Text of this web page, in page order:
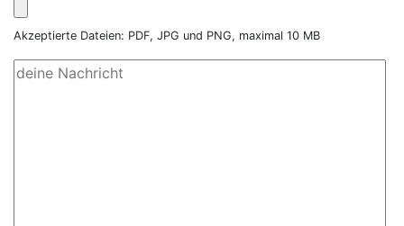
Akzeptierte Dateien: PDF, JPG und PNG, maximal 10 MB